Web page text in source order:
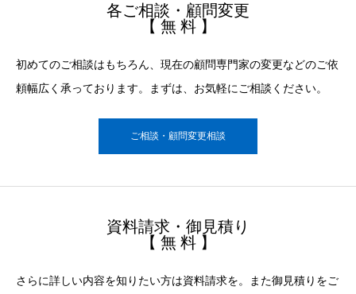
各ご相談・顧問変更
【 無 料 】
初めてのご相談はもちろん、現在の顧問専門家の変更などのご依
頼幅広く承っております。まずは、お気軽にご相談ください。
ご相談・顧問変更相談
資料請求・御見積り
【 無 料 】
さらに詳しい内容を知りたい方は資料請求を。また御見積りをご